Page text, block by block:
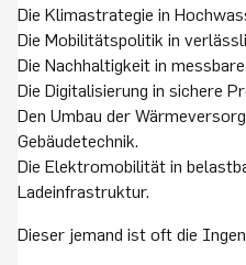
Die Klimastrategie in
Die Mobilitätspolitik in
Die Nachhaltigkeit in
Die Digitalisierung in sichere
Den Umbau der
Gebäudetechnik.
Die Elektromobilität in
Ladeinfrastruktur.
Dieser jemand ist oft die